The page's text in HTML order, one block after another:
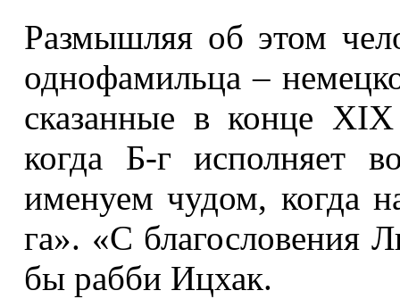
Размышляя об этом
однофамильца –
сказанные в конце
когда Б-г исполняет
именуем чудом, когда
га». «С благословения
бы рабби Ицхак.